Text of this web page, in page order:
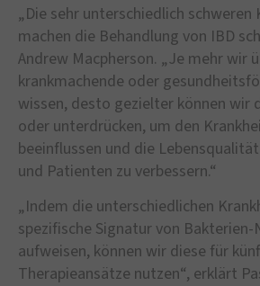
„Die sehr unterschiedlich
machen die Behandlung von IBD
Andrew Macpherson. „Je mehr wir
krankmachende oder
wissen, desto gezielter können wir
oder unterdrücken, um den
beeinflussen und die
und Patienten zu verbessern.“
„Indem die unterschiedlichen
spezifische Signatur von
aufweisen, können wir diese für
Therapieansätze nutzen“, erklärt